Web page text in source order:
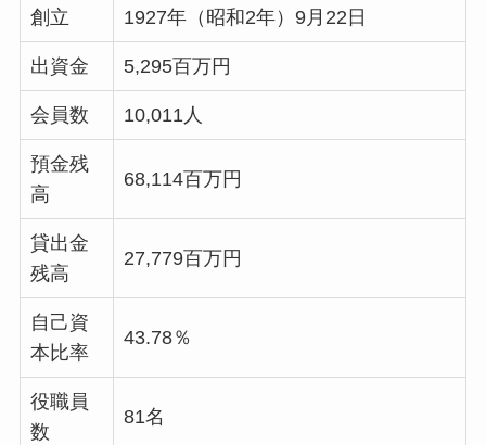
創立 1927年（昭和2年）9月22日
出資金 5,295百万円
会員数 10,011人
預金残
高
68,114百万円
貸出金
残高
27,779百万円
自己資
本比率
43.78％
役職員
数
81名